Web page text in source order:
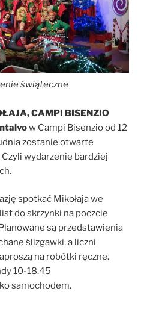
świąteczne
CAMPI BISENZIO
w Campi Bisenzio od 12
zostanie otwarte
Czyli wydarzenie bardziej
spotkać Mikołaja we
do skrzynki na poczcie
są przedstawienia
ślizgawki, a liczni
na robótki ręczne.
10-18.45
samochodem.